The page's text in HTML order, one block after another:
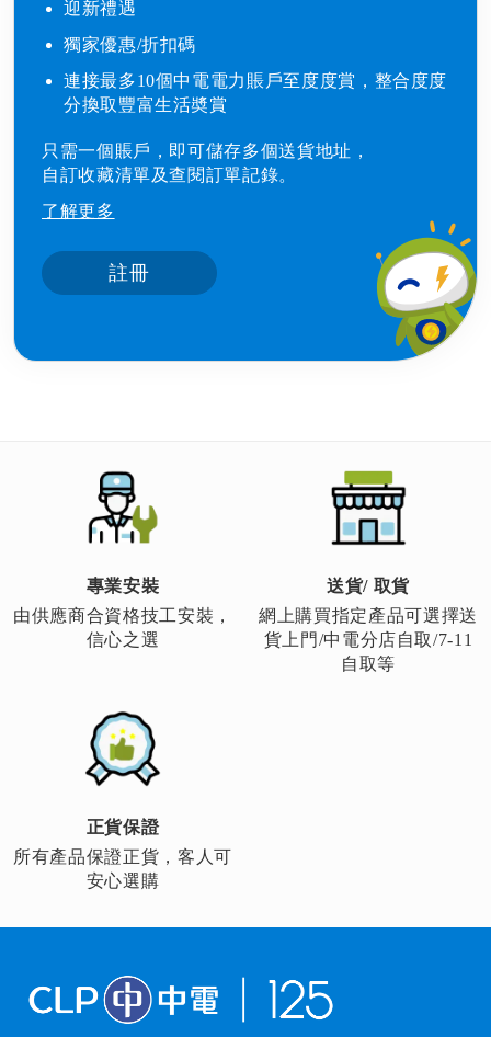
迎新禮遇​
獨家優惠/折扣碼​
連接最多10個中電電力賬戶至度度賞，整合度度
分換取豐富生活奬賞
只需一個賬戶，即可儲存多個送貨地址，
自訂收藏清單及查閱訂單記錄。
了解更多
註冊
專業安裝
由供應商合資格技工安裝，
信心之選
送貨/ 取貨
網上購買指定產品可選擇送
貨上門/中電分店自取/7-11
自取等
正貨保證
所有產品保證正貨，客人可
安心選購